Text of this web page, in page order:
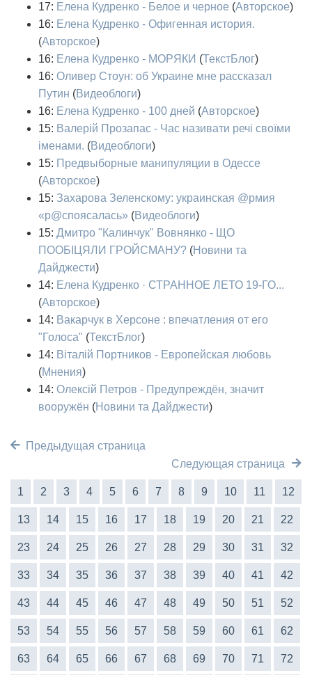
17: Елена Кудренко - Белое и черное (Авторское)
16: Елена Кудренко - Офигенная история.
(Авторское)
16: Елена Кудренко - МОРЯКИ (ТекстБлог)
16: Оливер Стоун: об Украине мне рассказал
Путин (Видеоблоги)
16: Елена Кудренко - 100 дней (Авторское)
15: Валерій Прозапас - Час називати речі своїми
іменами. (Видеоблоги)
15: Предвыборные манипуляции в Одессе
(Авторское)
15: Захарова Зеленскому: украинская @рмия
«р@споясалась» (Видеоблоги)
15: Дмитро "Калинчук" Вовнянко - ЩО
ПООБІЦЯЛИ ГРОЙСМАНУ? (Новини та
Дайджести)
14: Елена Кудренко · СТРАННОЕ ЛЕТО 19-ГО...
(Авторское)
14: Вакарчук в Херсоне : впечатления от его
"Голоса" (ТекстБлог)
14: Віталій Портников - Европейская любовь
(Мнения)
14: Олексій Петров - Предупреждён, значит
вооружён (Новини та Дайджести)
Предыдущая страница
Следующая страница
1 2 3 4 5 6 7 8 9 10 11 12
13 14 15 16 17 18 19 20 21 22
23 24 25 26 27 28 29 30 31 32
33 34 35 36 37 38 39 40 41 42
43 44 45 46 47 48 49 50 51 52
53 54 55 56 57 58 59 60 61 62
63 64 65 66 67 68 69 70 71 72